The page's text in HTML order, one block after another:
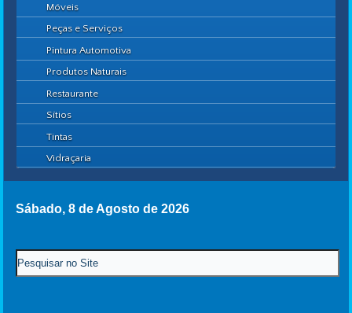
Móveis
Peças e Serviços
Pintura Automotiva
Produtos Naturais
Restaurante
Sítios
Tintas
Vidraçaria
Sábado, 8 de Agosto de 2026